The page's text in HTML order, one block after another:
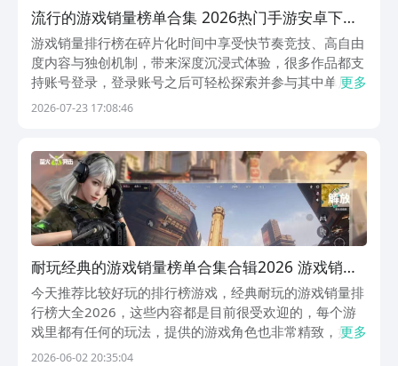
流行的游戏销量榜单合集 2026热门手游安卓下载
排名
游戏销量排行榜在碎片化时间中享受快节奏竞技、高自由
度内容与独创机制，带来深度沉浸式体验，很多作品都支
持账号登录，登录账号之后可轻松探索并参与其中单局时
长压缩至3~6分钟左右闯关派对，卡牌对战应有尽有。喜
更多
2026-07-23 17:08:46
耐玩经典的游戏销量榜单合集合辑2026 游戏销量
排行榜有哪几款值得下载
今天推荐比较好玩的排行榜游戏，经典耐玩的游戏销量排
行榜大全2026，这些内容都是目前很受欢迎的，每个游
戏里都有任何的玩法，提供的游戏角色也非常精致，如果
想玩这些推荐游戏，可以来九游APP，因为九游APP是手
更多
2026-06-02 20:35:04